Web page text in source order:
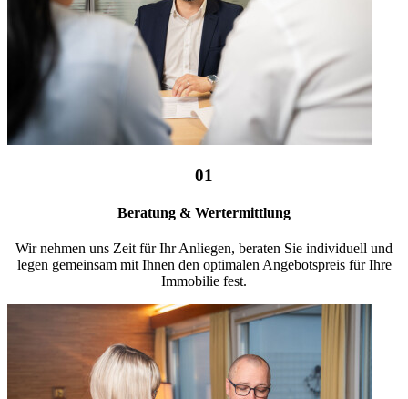
01
Beratung & Wertermittlung
Wir nehmen uns Zeit für Ihr Anliegen, beraten Sie individuell und
legen gemeinsam mit Ihnen den optimalen Angebotspreis für Ihre
Immobilie fest.